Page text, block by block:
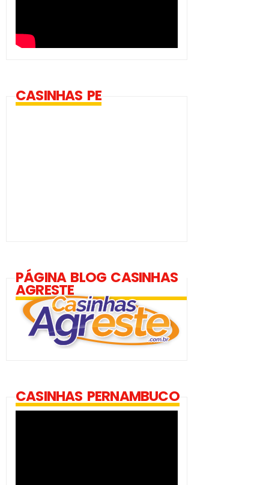
CASINHAS PE
PÁGINA BLOG CASINHAS
AGRESTE
CASINHAS PERNAMBUCO